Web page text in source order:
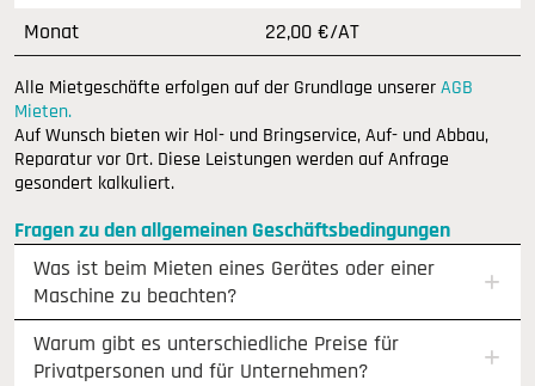
Monat
22,00 €/AT
Alle Mietgeschäfte erfolgen auf der Grundlage unserer AGB
Mieten.
Auf Wunsch bieten wir Hol- und Bringservice, Auf- und Abbau,
Reparatur vor Ort. Diese Leistungen werden auf Anfrage
gesondert kalkuliert.
Fragen zu den allgemeinen Geschäftsbedingungen
Was ist beim Mieten eines Gerätes oder einer
Maschine zu beachten?
Warum gibt es unterschiedliche Preise für
Privatpersonen und für Unternehmen?